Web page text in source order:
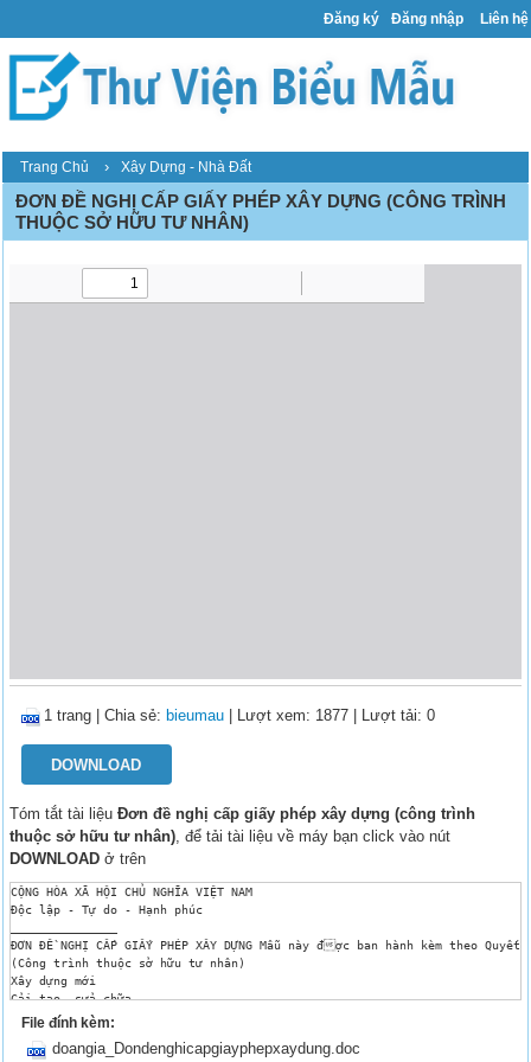
Đăng ký Đăng nhập Liên hệ
Trang Chủ › Xây Dựng - Nhà Đất
ĐƠN ĐỀ NGHỊ CẤP GIẤY PHÉP XÂY DỰNG (CÔNG TRÌNH
THUỘC SỞ HỮU TƯ NHÂN)
1 trang |Chia sẻ: bieumau | Lượt xem: 1877 | Lượt tải: 0
DOWNLOAD
Tóm tắt tài liệuĐơn đề nghị cấp giấy phép xây dựng (công trình
thuộc sở hữu tư nhân), để tải tài liệu về máy bạn click vào nút
DOWNLOAD ở trên
CỘNG HÒA XÃ HỘI CHỦ NGHĨA VIỆT NAM
Độc lập - Tự do - Hạnh phúc
ĐƠN ĐỀ NGHỊ CẤP GIẤY PHÉP XÂY DỰNG Mẫu này đợc ban hành kèm theo
(Công trình thuộc sở hữu tư nhân)
Xây dựng mới
Cải tạo, sửa chữa
Kính gửi:
	Sinh năm: .....................................
File đính kèm:
doangia_Dondenghicapgiayphepxaydung.doc